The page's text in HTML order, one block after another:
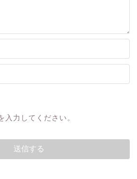
入力してください。